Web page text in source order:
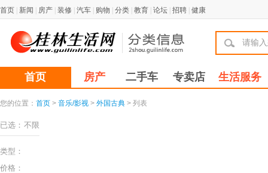
首页 新闻 房产 装修 汽车 购物 分类 教育 论坛 招聘 健康
首页 房产 二手车 专卖店 生活服务
您的位置： 首页 > 音乐/影视 > 外国古典 > 列表
已选： 不限
类型：
价格：